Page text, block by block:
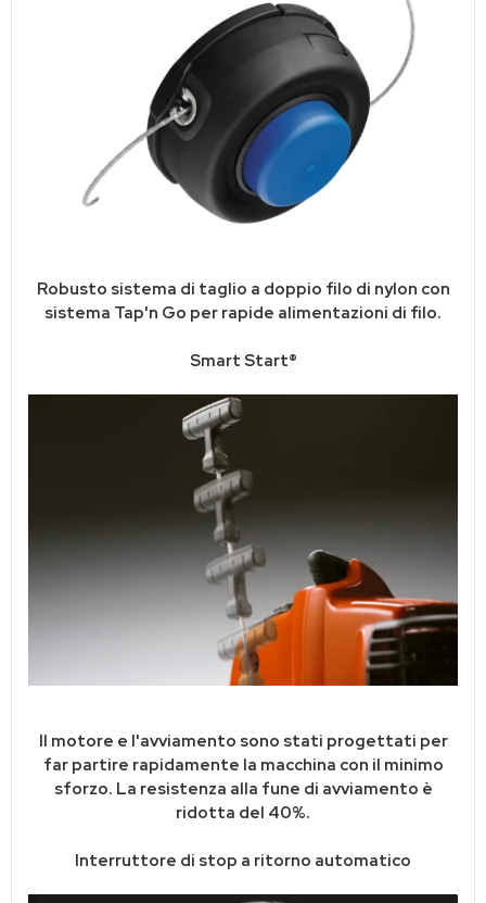
Robusto sistema di taglio a doppio filo di nylon con
sistema Tap'n Go per rapide alimentazioni di filo.
Smart Start®
Il motore e l'avviamento sono stati progettati per
far partire rapidamente la macchina con il minimo
sforzo. La resistenza alla fune di avviamento è
ridotta del 40%.
Interruttore di stop a ritorno automatico